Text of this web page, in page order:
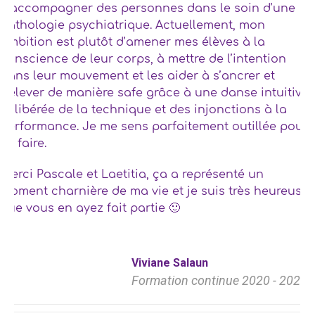
d’accompagner des personnes dans le soin d’une
pathologie psychiatrique. Actuellement, mon
ambition est plutôt d’amener mes élèves à la
conscience de leur corps, à mettre de l’intention
dans leur mouvement et les aider à s’ancrer et
s’élever de manière safe grâce à une danse intuitive
et libérée de la technique et des injonctions à la
performance. Je me sens parfaitement outillée pour
ce faire.
Merci Pascale et Laetitia, ça a représenté un
moment charnière de ma vie et je suis très heureuse
que vous en ayez fait partie 🙂
Viviane Salaun
Formation continue 2020 - 2022